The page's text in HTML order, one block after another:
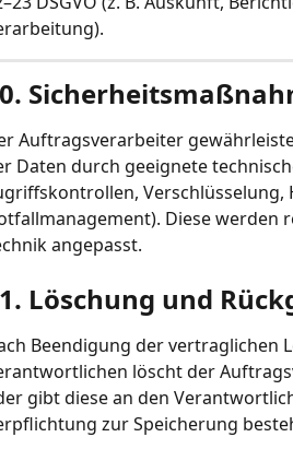
Auftragsverarbeiter
Daten durch geeignete
Diese
angepasst.
Löschung und
Beendigung der vertraglichen
löscht der
gibt diese an den
zur Speicherung